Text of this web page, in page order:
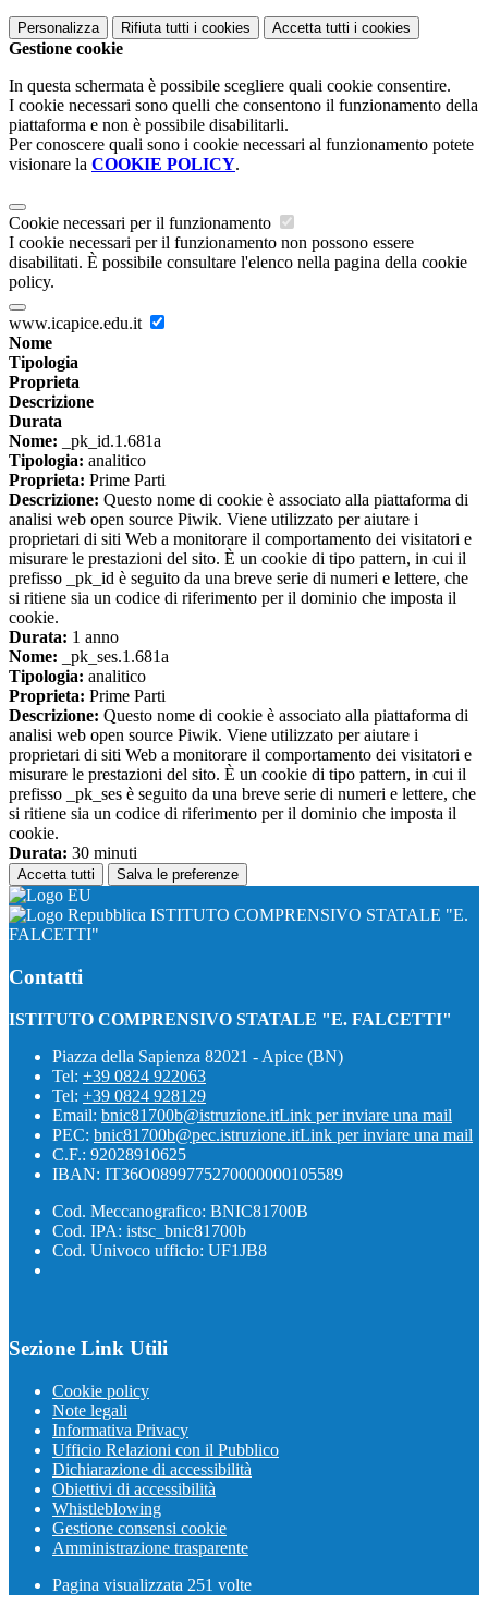
Personalizza Rifiuta tutti i cookies Accetta tutti i cookies
Gestione cookie
In questa schermata è possibile scegliere quali cookie consentire.
I cookie necessari sono quelli che consentono il funzionamento della
piattaforma e non è possibile disabilitarli.
Per conoscere quali sono i cookie necessari al funzionamento potete
visionare la COOKIE POLICY.
Cookie necessari per il funzionamento
I cookie necessari per il funzionamento non possono essere
disabilitati. È possibile consultare l'elenco nella pagina della cookie
policy.
www.icapice.edu.it
Nome
Tipologia
Proprieta
Descrizione
Durata
Nome: _pk_id.1.681a
Tipologia: analitico
Proprieta: Prime Parti
Descrizione: Questo nome di cookie è associato alla piattaforma di
analisi web open source Piwik. Viene utilizzato per aiutare i
proprietari di siti Web a monitorare il comportamento dei visitatori e
misurare le prestazioni del sito. È un cookie di tipo pattern, in cui il
prefisso _pk_id è seguito da una breve serie di numeri e lettere, che
si ritiene sia un codice di riferimento per il dominio che imposta il
cookie.
Durata: 1 anno
Nome: _pk_ses.1.681a
Tipologia: analitico
Proprieta: Prime Parti
Descrizione: Questo nome di cookie è associato alla piattaforma di
analisi web open source Piwik. Viene utilizzato per aiutare i
proprietari di siti Web a monitorare il comportamento dei visitatori e
misurare le prestazioni del sito. È un cookie di tipo pattern, in cui il
prefisso _pk_ses è seguito da una breve serie di numeri e lettere, che
si ritiene sia un codice di riferimento per il dominio che imposta il
cookie.
Durata: 30 minuti
Accetta tutti Salva le preferenze
ISTITUTO COMPRENSIVO STATALE "E.
FALCETTI"
Contatti
ISTITUTO COMPRENSIVO STATALE "E. FALCETTI"
Piazza della Sapienza 82021 - Apice (BN)
Tel: +39 0824 922063
Tel: +39 0824 928129
Email: bnic81700b@istruzione.itLink per inviare una mail
PEC: bnic81700b@pec.istruzione.itLink per inviare una mail
C.F.: 92028910625
IBAN: IT36O0899775270000000105589
Cod. Meccanografico: BNIC81700B
Cod. IPA: istsc_bnic81700b
Cod. Univoco ufficio: UF1JB8
Sezione Link Utili
Cookie policy
Note legali
Informativa Privacy
Ufficio Relazioni con il Pubblico
Dichiarazione di accessibilità
Obiettivi di accessibilità
Whistleblowing
Gestione consensi cookie
Amministrazione trasparente
Pagina visualizzata 251 volte